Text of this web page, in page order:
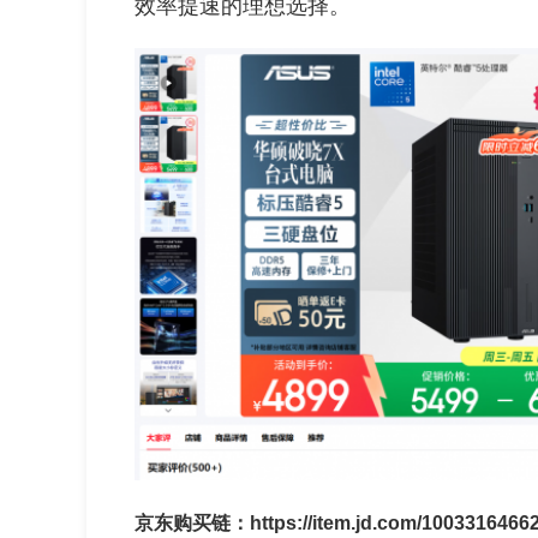
效率提速的理想选择。
京东购买链：https://item.jd.com/